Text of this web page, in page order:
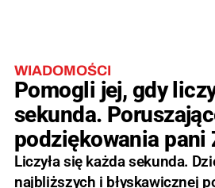
WIADOMOŚCI
Pomogli jej, gdy
sekunda.
podziękowania pani
Liczyła się każda sekunda.
najbliższych i błyskawicznej